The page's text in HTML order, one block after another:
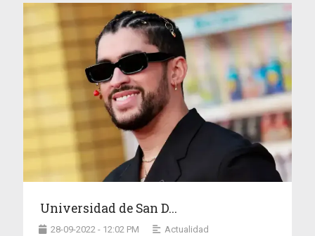
Universidad de San D...
28-09-2022 - 12:02 PM Actualidad